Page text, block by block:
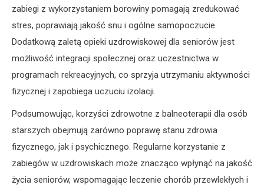
zabiegi z wykorzystaniem borowiny pomagają zredukować
stres, poprawiają jakość snu i ogólne samopoczucie.
Dodatkową zaletą opieki uzdrowiskowej dla seniorów jest
możliwość integracji społecznej oraz uczestnictwa w
programach rekreacyjnych, co sprzyja utrzymaniu aktywności
fizycznej i zapobiega uczuciu izolacji.
Podsumowując, korzyści zdrowotne z balneoterapii dla osób
starszych obejmują zarówno poprawę stanu zdrowia
fizycznego, jak i psychicznego. Regularne korzystanie z
zabiegów w uzdrowiskach może znacząco wpłynąć na jakość
życia seniorów, wspomagając leczenie chorób przewlekłych i